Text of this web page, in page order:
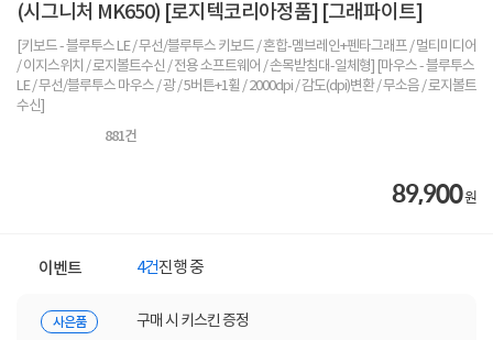
(시그니처 MK650) [로지텍코리아정품] [그래파이트]
[키보드 - 블루투스 LE / 무선/블루투스 키보드 / 혼합-멤브레인+펜타그래프 / 멀티미디어
/ 이지스위치 / 로지볼트수신 / 전용 소프트웨어 / 손목받침대-일체형] [마우스 - 블루투스
LE / 무선/블루투스 마우스 / 광 / 5버튼+1휠 / 2000dpi / 감도(dpi)변환 / 무소음 / 로지볼트
수신]
881건
89,900원
이벤트 4건진행 중
사은품 구매 시 키스킨 증정